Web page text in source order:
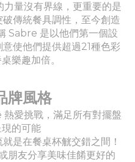
量沒有界線，更重要的是
傳統餐具調性，至今創造
Sabre 是以他們第一個設
使他們提供超過21種色彩
樂趣加倍。
牌風格
愛挑戰，滿足所有對擺盤
的可能
是在餐桌杯觥交錯之間！
朋友分享美味佳餚更好的